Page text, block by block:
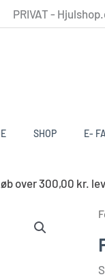
PRIVAT -
SHOP E-
over 300,00